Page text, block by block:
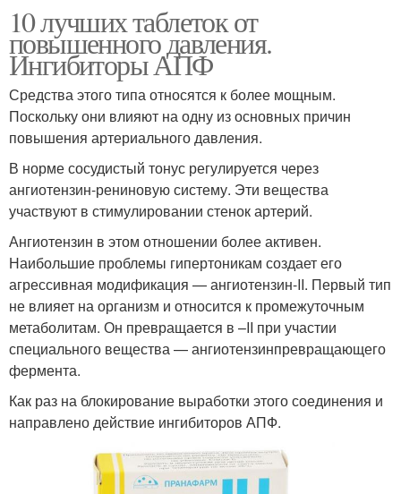
10 лучших таблеток от
повышенного давления.
Ингибиторы АПФ
Средства этого типа относятся к более мощным.
Поскольку они влияют на одну из основных причин
повышения артериального давления.
В норме сосудистый тонус регулируется через
ангиотензин-рениновую систему. Эти вещества
участвуют в стимулировании стенок артерий.
Ангиотензин в этом отношении более активен.
Наибольшие проблемы гипертоникам создает его
агрессивная модификация — ангиотензин-II. Первый тип
не влияет на организм и относится к промежуточным
метаболитам. Он превращается в –II при участии
специального вещества — ангиотензинпревращающего
фермента.
Как раз на блокирование выработки этого соединения и
направлено действие ингибиторов АПФ.